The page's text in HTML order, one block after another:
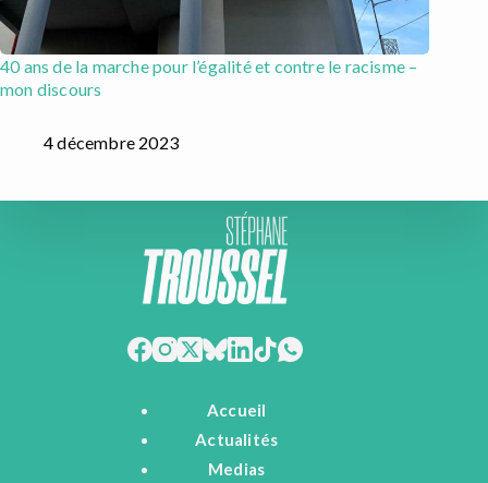
40 ans de la marche pour l’égalité et contre le racisme –
mon discours
4 décembre 2023
Accueil
Actualités
Medias